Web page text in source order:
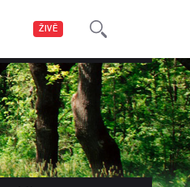
ŽIVĚ